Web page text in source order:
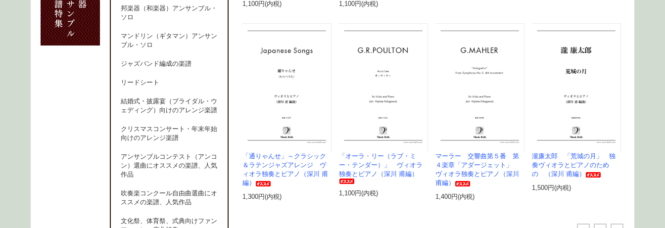
1,100円(内税)
1,100円(内税)
「通りゃんせ」～クラシック
＆ラテンジャズアレンジ ヴ
ィオラ独奏とピアノ（深川 甫
編）
1,300円(内税)
「オーラ・リー（ラブ・ミ
ー・テンダー）」 ヴィオラ
独奏とピアノ（深川 甫編）
1,100円(内税)
マーラー 交響曲第５番 第
４楽章「アダージェット」
ヴィオラ独奏とピアノ（深川
甫編）
1,400円(内税)
瀧廉太郎 「荒城の月」 独
奏ヴィオラとピアノのため
の （深川 甫編）
1,500円(内税)
邦楽器（和楽器）アンサンブル・
ソロ
マンドリン（ギタマン）アンサン
ブル・ソロ
ジャズバンド編成の楽譜
リードシート
結婚式・披露宴（ブライダル・ウ
ェディング）向けのアレンジ楽譜
クリスマスコンサート・年末年始
向けのアレンジ楽譜
アンサンブルコンテスト（アンコ
ン）選曲にオススメの楽譜、人気
作品
吹奏楽コンクール自由曲選曲にオ
ススメの楽譜、人気作品
文化祭、体育祭、式典向けファン